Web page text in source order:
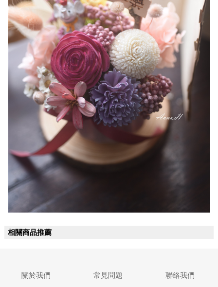
相關商品推薦
關於我們 常見問題 聯絡我們